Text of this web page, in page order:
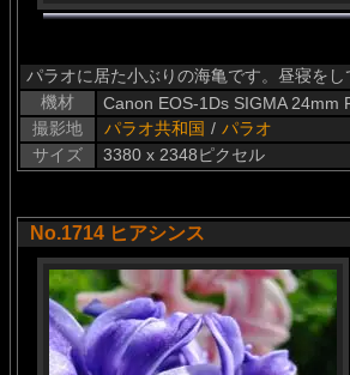
パラオに居た小ぶりの海亀です。昼寝を
機材
Canon EOS-1Ds SIGMA 24mm
撮影地
パラオ共和国 / パラオ
サイズ
3380 x 2348ピクセル
No.1714 ヒアシンス